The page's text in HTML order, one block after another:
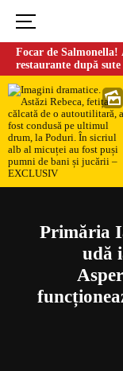
Focar de
restaurante după
There was
Primăria
udă